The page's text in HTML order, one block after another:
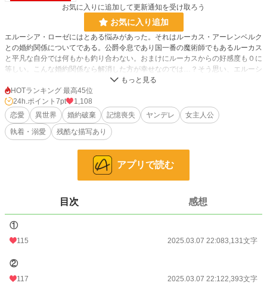
お気に入りに追加して更新通知を受け取ろう
お気に入り追加
エルーシア・ローゼにはとある悩みがあった。それはルーカス・アーレンベルク
との婚約関係についてである。公爵令息であり国一番の魔術師でもあるルーカス
と平凡な自分では何もかも釣り合わない。おまけにルーカスからの好感度も０に
等しい。こんな婚約関係なら解消した方が幸せなのでは…？そう思い、エルーシ
アは婚約解消をしてもらうために、記憶喪失のフリをする計画を立てた。
元々冷めきった関係であるため、上手くいくと思っていたが、何故かルーカスは
婚約解消を拒絶する。そして、彼女の軽率な行動によって、ルーカスとの関係は
思いもよらぬ方向に向かってしまい…？
※他サイトでも掲載中しております。
37,130 位 / 228,637 件
16,254 位 / 66,327 件
212
24h.ポイント
文字数
更新日時
初回公開日時
HOTランキング 最高45位
24h.ポイント 7pt
1,108
恋愛
異世界 婚約破棄 記憶喪失 ヤンデレ
女主人公
執着・溺愛
残酷な描写あり
アプリで読む
目次 感想
①
115 2025.03.07 22:083,131文字
②
117 2025.03.07 22:122,393文字